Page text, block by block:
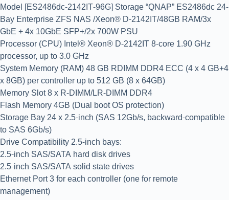
Model [ES2486dc-2142IT-96G] Storage “QNAP” ES2486dc 24-
Bay Enterprise ZFS NAS /Xeon® D-2142IT/48GB RAM/3x
GbE + 4x 10GbE SFP+/2x 700W PSU
Processor (CPU) Intel® Xeon® D-2142IT 8-core 1.90 GHz
processor, up to 3.0 GHz
System Memory (RAM) 48 GB RDIMM DDR4 ECC (4 x 4 GB+4
x 8GB) per controller up to 512 GB (8 x 64GB)
Memory Slot 8 x R-DIMM/LR-DIMM DDR4
Flash Memory 4GB (Dual boot OS protection)
Storage Bay 24 x 2.5-inch (SAS 12Gb/s, backward-compatible
to SAS 6Gb/s)
Drive Compatibility 2.5-inch bays:
2.5-inch SAS/SATA hard disk drives
2.5-inch SAS/SATA solid state drives
Ethernet Port 3 for each controller (one for remote
management)